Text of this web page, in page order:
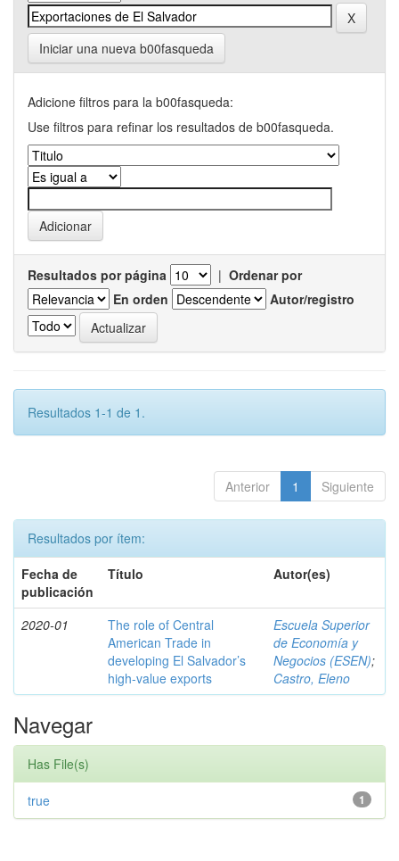
Iniciar una nueva b00fasqueda
Adicione filtros para la b00fasqueda:
Use filtros para refinar los resultados de b00fasqueda.
Resultados por página | Ordenar por
En orden
Autor/registro
Resultados 1-1 de 1.
Anterior 1 Siguiente
Resultados por ítem:
Fecha de
publicación
Título Autor(es)
2020-01
The role of Central
American Trade in
developing El Salvador’s
high-value exports
Escuela Superior
de Economía y
Negocios (ESEN);
Castro, Eleno
Navegar
Has File(s)
1
true